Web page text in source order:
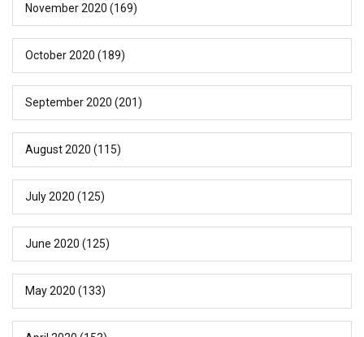
November 2020 (169)
October 2020 (189)
September 2020 (201)
August 2020 (115)
July 2020 (125)
June 2020 (125)
May 2020 (133)